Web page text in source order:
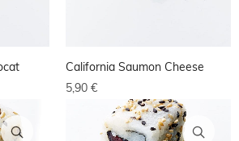
California Saumon Cheese
5,90 €